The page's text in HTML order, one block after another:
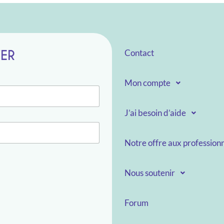
Contact
Mon compte
J’ai besoin d’aide
Notre offre aux
Nous soutenir
Forum